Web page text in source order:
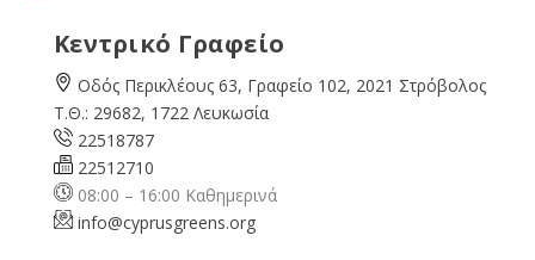
Κεντρικό Γραφείο
Οδός Περικλέους 63, Γραφείο 102, 2021 Στρόβολος
Τ.Θ.: 29682, 1722 Λευκωσία
22518787
22512710
08:00 – 16:00 Καθημερινά
info@cyprusgreens.org